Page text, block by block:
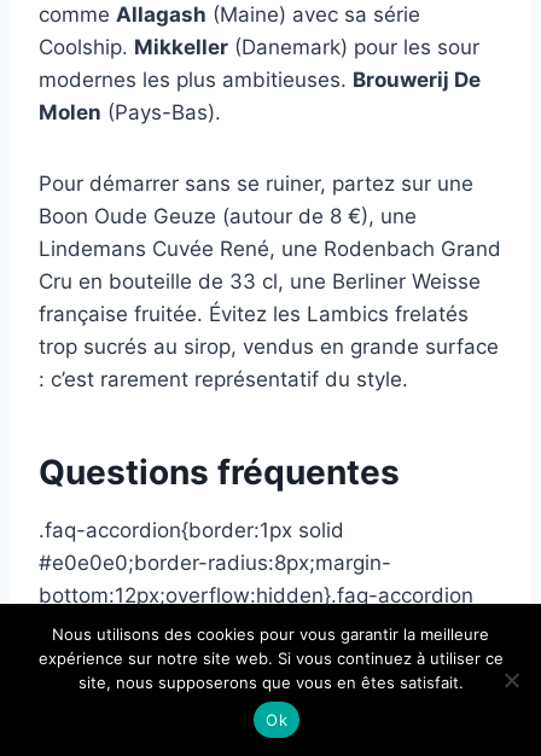
comme Allagash (Maine) avec sa série
Coolship. Mikkeller (Danemark) pour les sour
modernes les plus ambitieuses. Brouwerij De
Molen (Pays-Bas).
Pour démarrer sans se ruiner, partez sur une
Boon Oude Geuze (autour de 8 €), une
Lindemans Cuvée René, une Rodenbach Grand
Cru en bouteille de 33 cl, une Berliner Weisse
française fruitée. Évitez les Lambics frelatés
trop sucrés au sirop, vendus en grande surface
: c’est rarement représentatif du style.
Questions fréquentes
.faq-accordion{border:1px solid
#e0e0e0;border-radius:8px;margin-
bottom:12px;overflow:hidden}.faq-accordion
summary{padding:16px
20px;cursor:pointer;font-weight:700;font-
size:1.05em;list-style:none;display:flex;align-
items:center;gap:10px}.faq-accordion
Nous utilisons des cookies pour vous garantir la meilleure
expérience sur notre site web. Si vous continuez à utiliser ce
site, nous supposerons que vous en êtes satisfait.
Ok